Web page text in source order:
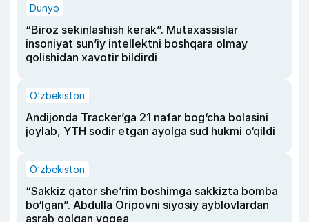
Dunyo
“Biroz sekinlashish kerak”. Mutaxassislar
insoniyat sun’iy intellektni boshqara olmay
qolishidan xavotir bildirdi
O‘zbekiston
Andijonda Tracker’ga 21 nafar bog‘cha bolasini
joylab, YTH sodir etgan ayolga sud hukmi o‘qildi
O‘zbekiston
“Sakkiz qator she’rim boshimga sakkizta bomba
bo‘lgan”. Abdulla Oripovni siyosiy ayblovlardan
asrab qolgan voqea